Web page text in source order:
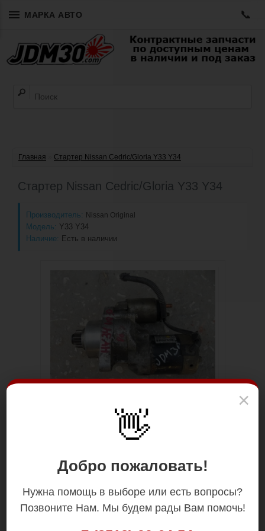
МАРКА АВТО 📞
×
👋
Добро пожаловать!
Нужна помощь в выборе или есть вопросы?
Позвоните Нам. Мы будем рады Вам помочь!
Главная Cтартер Nissan Cedric/Gloria Y33 Y34
Cтартер Nissan Cedric/Gloria Y33 Y34
Производитель: Nissan Original
Модель: Y33 Y34
Наличие: Есть в наличии